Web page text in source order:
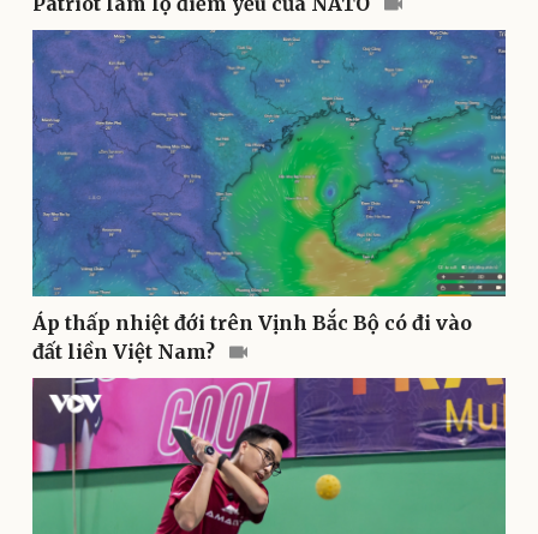
Thể thao
Bóng đá
Lịch thi đấu bóng đá
Thế giới thể thao
eSports
Hậu trường
Ô tô - Xe máy
Ô tô
Xe máy
Tư vấn
Áp thấp nhiệt đới trên Vịnh Bắc Bộ có đi vào
đất liền Việt Nam?